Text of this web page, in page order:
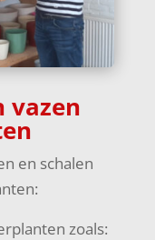
vazen
en schalen
zoals: